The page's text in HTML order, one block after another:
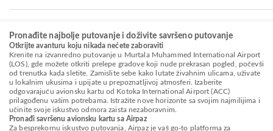
Pronađite najbolje putovanje i doživite savršeno putovanje
Otkrijte avanturu koju nikada nećete zaboraviti
Krenite na izvanredno putovanje u Murtala Muhammed International Airport
(LOS), gde možete otkriti prelepe gradove koji nude prekrasan pogled, počevši
od trenutka kada sletite. Zamislite sebe kako lutate živahnim ulicama, uživate
u lokalnim ukusima i upijate u prepoznatljivoj atmosferi. Izaberite
odgovarajuću avionsku kartu od Kotoka International Airport (ACC)
prilagođenu vašim potrebama. Istražite nove horizonte sa svojim najmilijima i
učinite svoje iskustvo odmora zaista nezaboravnim.
Pronađi savršenu avionsku kartu sa Airpaz
Za besprekornu iskustvo putovanja, Airpaz je vaš go-to platforma za